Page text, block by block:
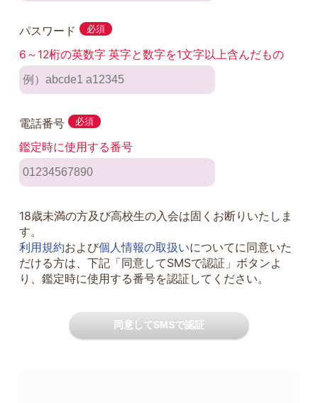
パスワード 必須
6～12桁の英数字 英字と数字を1文字以上含んだもの
電話番号 必須
鑑定時に使用する番号
18歳未満の方及び高校生の入会は固くお断りいたしま
す。
利用規約および個人情報の取扱いについてに同意いた
だける方は、下記「同意してSMSで認証」ボタンよ
り、鑑定時に使用する番号を認証してください。
同意してSMSで認証